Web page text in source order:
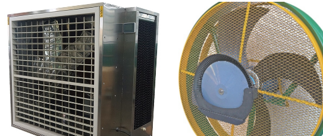
MAIS INFORMAÇÕES MAIS INFORMAÇÕES